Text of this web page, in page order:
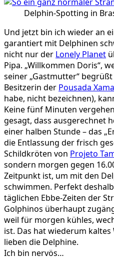
Delphin-Spotting in
Und jetzt bin ich wieder an
garantiert mit Delphinen
nicht nur der Lonely Planet
Pipa. „Willkommen Doris“,
seiner „Gastmutter“
Besitzerin der Pousada Xama
habe, nicht bezeichnen),
Keine fünf Minuten
gesagt, dass ausgerechnet
einer halben Stunde – das
die Entlassung der frisch
Schildkröten von Projeto
sondern morgen gegen
Zeitpunkt ist, um mit den
schwimmen. Perfekt
täglichen Ebbe-Zeiten der
Golphinos überhaupt
weil für morgen kühles,
ist. Das hat wiederum kaltes
lieben die Delphine.
Ich bin nervös…